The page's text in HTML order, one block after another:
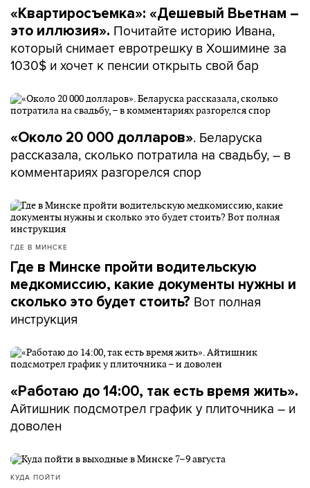
«Квартиросъемка»: «Дешевый Вьетнам –
это иллюзия». Почитайте историю Ивана,
который снимает евротрешку в Хошимине за
1030$ и хочет к пенсии открыть свой бар
«Около 20 000 долларов». Беларуска
рассказала, сколько потратила на свадьбу, – в
комментариях разгорелся спор
ГДЕ В МИНСКЕ
Где в Минске пройти водительскую
медкомиссию, какие документы нужны и
сколько это будет стоить? Вот полная
инструкция
«Работаю до 14:00, так есть время жить».
Айтишник подсмотрел график у плиточника – и
доволен
КУДА ПОЙТИ